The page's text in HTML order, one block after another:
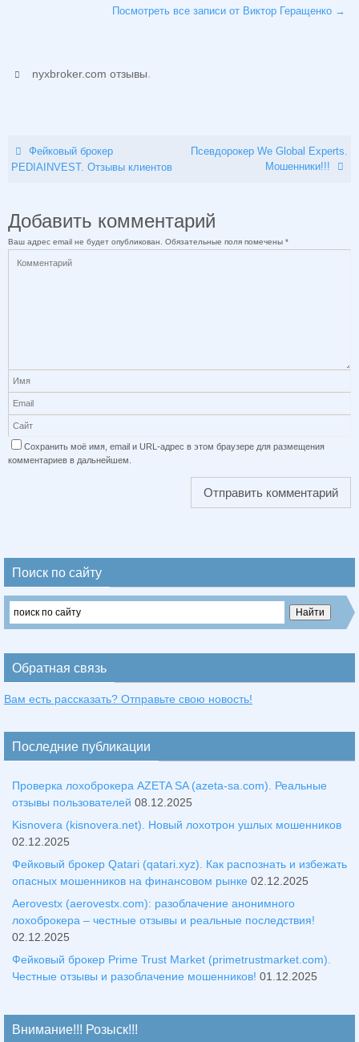
Посмотреть все записи от Виктор Геращенко →
nyxbroker.com отзывы.
Фейковый брокер
PEDIAINVEST. Отзывы клиентов
Псевдорокер We Global Experts.
Мошенники!!!
Добавить комментарий
Ваш адрес email не будет опубликован. Обязательные поля помечены *
Сохранить моё имя, email и URL-адрес в этом браузере для размещения
комментариев в дальнейшем.
Поиск по сайту
Обратная связь
Вам есть рассказать? Отправьте свою новость!
Последние публикации
Проверка лохоброкера AZETA SA (azeta-sa.com). Реальные
отзывы пользователей 08.12.2025
Kisnovera (kisnovera.net). Новый лохотрон ушлых мошенников
02.12.2025
Фейковый брокер Qatari (qatari.xyz). Как распознать и избежать
опасных мошенников на финансовом рынке 02.12.2025
Aerovestx (aerovestx.com): разоблачение анонимного
лохоброкера – честные отзывы и реальные последствия!
02.12.2025
Фейковый брокер Prime Trust Market (primetrustmarket.com).
Честные отзывы и разоблачение мошенников! 01.12.2025
Внимание!!! Розыск!!!